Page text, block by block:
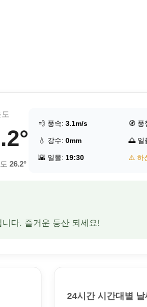
26.2°
💨 풍속: 3.1m/s 🧭 풍
💧 강수: 0mm 🌅 일
🌇 일몰: 19:30 ⚠️ 하
다. 즐거운 등산 되세요!
24시간 시간대별